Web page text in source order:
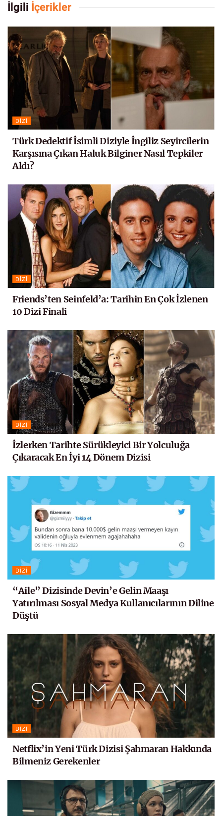
İlgili İçerikler
DIZI
Türk Dedektif İsimli Diziyle İngiliz Seyircilerin
Karşısına Çıkan Haluk Bilginer Nasıl Tepkiler
Aldı?
DIZI
Friends’ten Seinfeld’a: Tarihin En Çok İzlenen
10 Dizi Finali
DIZI
İzlerken Tarihte Sürükleyici Bir Yolculuğa
Çıkaracak En İyi 14 Dönem Dizisi
DIZI
“Aile” Dizisinde Devin’e Gelin Maaşı
Yatırılması Sosyal Medya Kullanıcılarının Diline
Düştü
DIZI
Netflix’in Yeni Türk Dizisi Şahmaran Hakkında
Bilmeniz Gerekenler